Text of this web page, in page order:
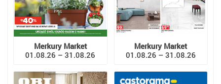
Merkury Market
01.08.26 – 31.08.26
Merkury Market
01.08.26 – 31.08.26